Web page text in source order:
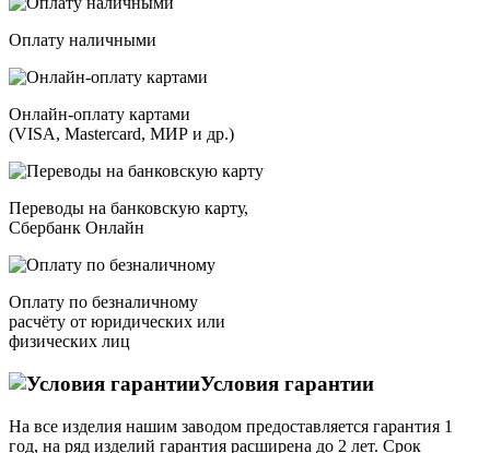
Оплату наличными
Онлайн-оплату картами
(VISA, Mastercard, МИР и др.)
Переводы на банковскую карту,
Сбербанк Онлайн
Оплату по безналичному
расчёту от юридических или
физических лиц
Условия гарантии
На все изделия нашим заводом предоставляется гарантия 1
год, на ряд изделий гарантия расширена до 2 лет. Срок